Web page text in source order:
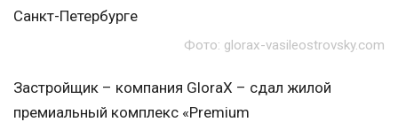
Фото: glorax-vasileostrovsky.com
Застройщик – компания GloraX – сдал жилой
премиальный комплекс «Premium